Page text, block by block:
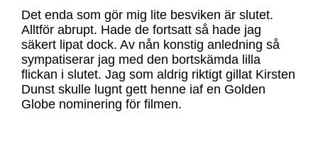
Det enda som gör mig lite besviken är slutet.
Alltför abrupt. Hade de fortsatt så hade jag
säkert lipat dock. Av nån konstig anledning så
sympatiserar jag med den bortskämda lilla
flickan i slutet. Jag som aldrig riktigt gillat Kirsten
Dunst skulle lugnt gett henne iaf en Golden
Globe nominering för filmen.